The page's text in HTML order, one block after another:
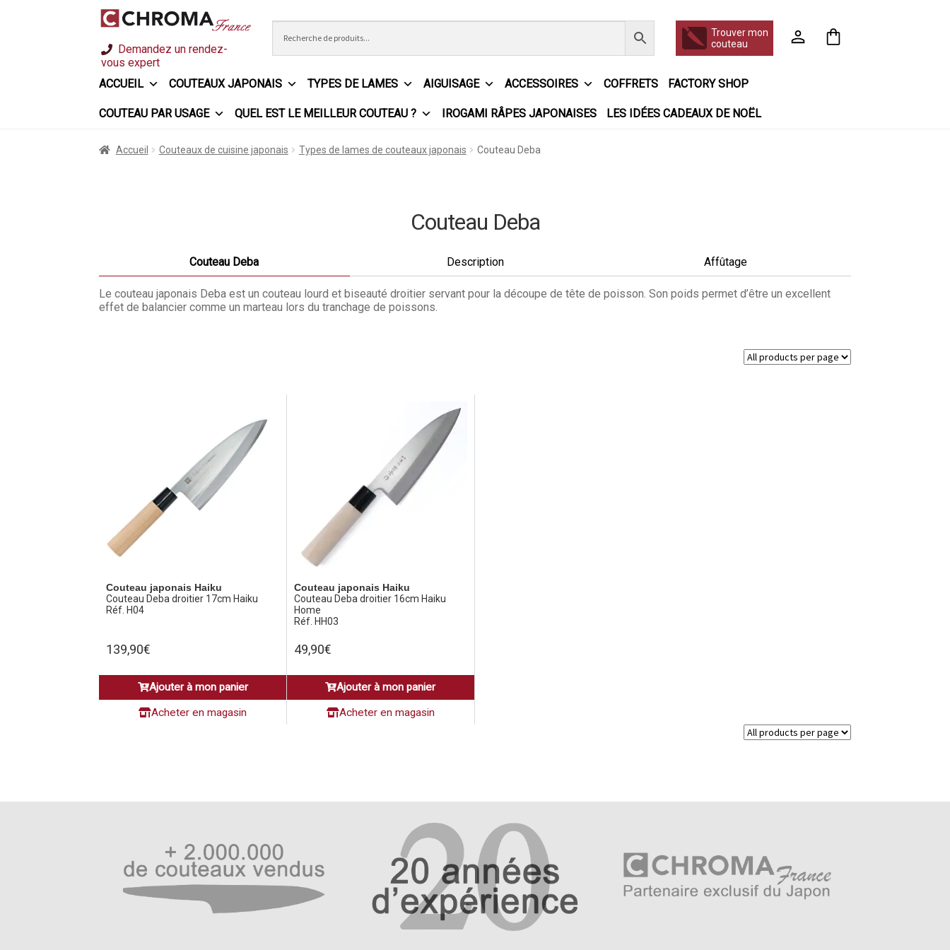
Aller
à
la
navigation
Aller
au
contenu
Demandez un rendez-
vous expert
Trouver mon
couteau
ACCUEIL COUTEAUX JAPONAIS TYPES DE LAMES AIGUISAGE ACCESSOIRES COFFRETS FACTORY SHOP
COUTEAU PAR USAGE QUEL EST LE MEILLEUR COUTEAU ? IROGAMI RÂPES JAPONAISES LES IDÉES CADEAUX DE NOËL
AccueilChroma France Commande Conditions Générales de Vente Contact Demande de devis
Revue de presse Téléchargements
Accueil Couteaux de cuisine japonais Types de lames de couteaux japonais Couteau Deba
Couteau Deba
Couteau Deba Description Affûtage
Le couteau japonais Deba est un couteau lourd et biseauté droitier servant pour la découpe de tête de poisson. Son poids permet d’être un excellent
effet de balancier comme un marteau lors du tranchage de poissons.
Couteau japonais Haiku
Couteau Deba droitier 17cm Haiku
Réf. H04
139,90€
Ajouter à mon panier
Acheter en magasin
Couteau japonais Haiku
Couteau Deba droitier 16cm Haiku
Home
Réf. HH03
49,90€
Ajouter à mon panier
Acheter en magasin